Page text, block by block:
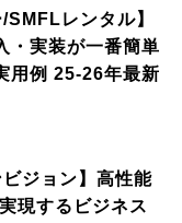
SMFLレンタル】
・実装が一番簡単
用例 25-26年最新
ジョン】高性能
現するビジネス